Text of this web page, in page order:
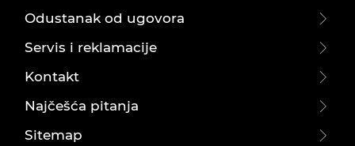
Odustanak od ugovora
Servis i reklamacije
Kontakt
Najčešća pitanja
Sitemap